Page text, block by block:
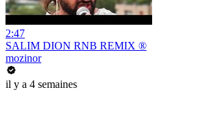
2:47
SALIM DION RNB REMIX ®
mozinor
il y a 4 semaines